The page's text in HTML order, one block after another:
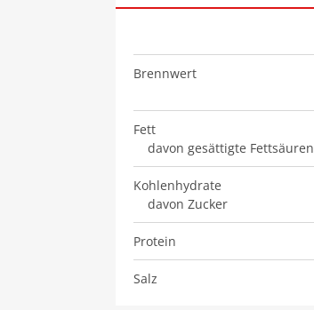
Brennwert
Fett
davon gesättigte Fettsäuren
Kohlenhydrate
davon Zucker
Protein
Salz